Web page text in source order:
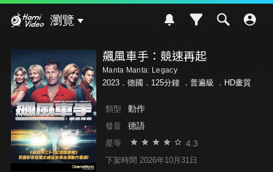
瀏覽
飆風車手：競速再起
Manta Manta: Legacy
2023．德國．125分鐘 ． 普遍級 ．HD畫質
類型 動作
發音 德語
星等 4.3
下架時間 2026年10月31日